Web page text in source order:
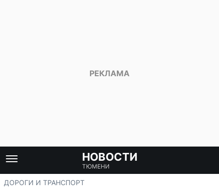
НОВОСТИ
ТЮМЕНИ
ДОРОГИ И ТРАНСПОРТ